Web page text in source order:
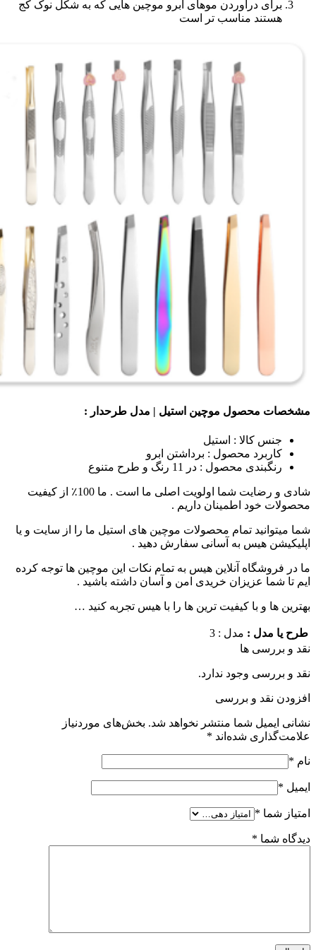
درآوردن موهای ابرو موچین هایی که به شکل نوک کج
مناسب تر است
موچین استیل | مدل طرحدار :
: استیل
محصول : برداشتن ابرو
: در 11 رنگ و طرح متنوع
شادی و رضایت شما اولویت اصلی ما است . ما 100٪ از کیفیت
اطمینان داریم .
تمام محصولات موچین های استیل ما را از سایت و یا
به آسانی سفارش دهید .
آنلاین هیس به تمام نکات این موچین ها توجه کرده
خریدی امن و آسان داشته باشید .
با کیفیت ترین ها را با هیس تجربه کنید …
: مدل : 3
ها
وجود ندارد.
و بررسی
شما منتشر نخواهد شد. بخش‌های موردنیاز
شده‌اند*
*